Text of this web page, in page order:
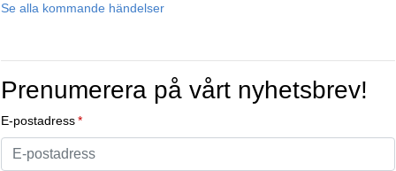
Se alla kommande händelser
Prenumerera på vårt nyhetsbrev!
E-postadress